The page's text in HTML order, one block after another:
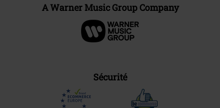
A Warner Music Group Company
Sécurité